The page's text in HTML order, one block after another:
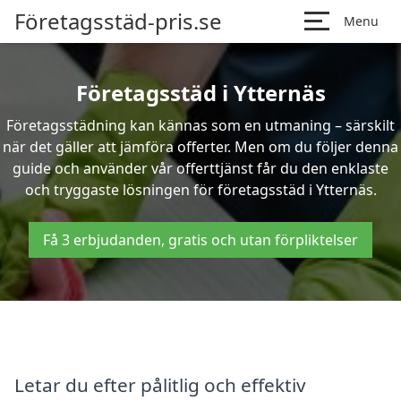
Företagsstäd-pris.se Menu
Företagsstäd i Ytternäs
Företagsstädning kan kännas som en utmaning – särskilt
när det gäller att jämföra offerter. Men om du följer denna
guide och använder vår offerttjänst får du den enklaste
och tryggaste lösningen för företagsstäd i Ytternäs.
Få 3 erbjudanden, gratis och utan förpliktelser
Letar du efter pålitlig och effektiv